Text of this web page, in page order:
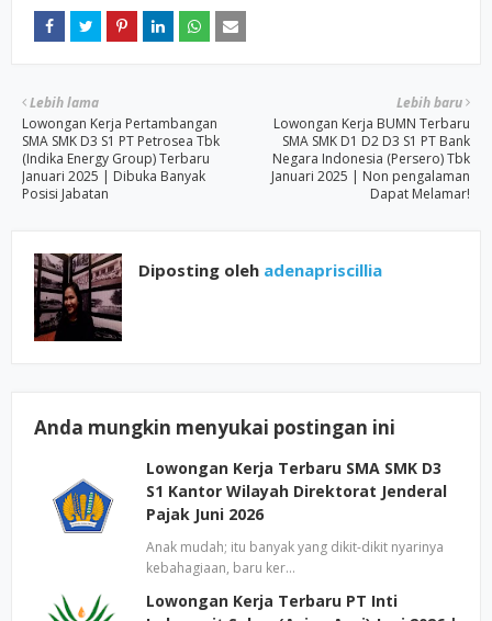
Lebih baru
Lowongan Kerja BUMN Terbaru
SMA SMK D1 D2 D3 S1 PT Bank
Negara Indonesia (Persero) Tbk
Januari 2025 | Non pengalaman
Dapat Melamar!
Lebih lama
Lowongan Kerja Pertambangan
SMA SMK D3 S1 PT Petrosea Tbk
(Indika Energy Group) Terbaru
Januari 2025 | Dibuka Banyak
Posisi Jabatan
Diposting oleh adenapriscillia
Anda mungkin menyukai postingan ini
Lowongan Kerja Terbaru SMA SMK D3
S1 Kantor Wilayah Direktorat Jenderal
Pajak Juni 2026
Anak mudah; itu banyak yang dikit-dikit nyarinya
kebahagiaan, baru ker…
Lowongan Kerja Terbaru PT Inti